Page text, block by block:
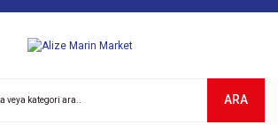
ARA